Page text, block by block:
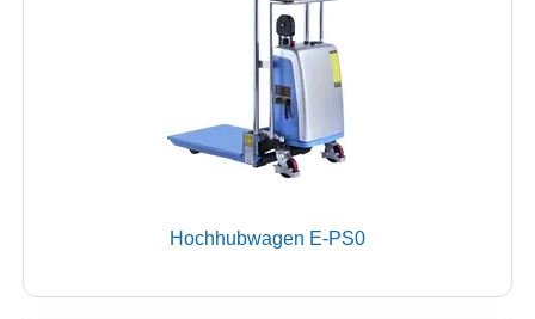
Hochhubwagen E-PS0